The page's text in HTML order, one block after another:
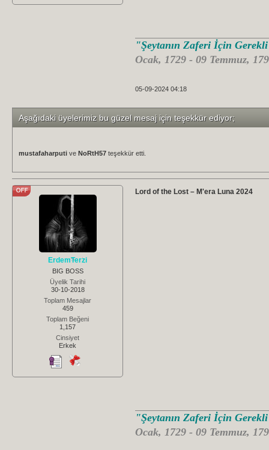
"Şeytanın Zaferi İçin
Ocak, 1729 - 09 Temmuz,
05-09-2024 04:18
Aşağıdaki üyelerimiz bu güzel mesaj için teşekkür ediyor;
mustafaharputi ve NoRtH57 teşekkür etti.
ErdemTerzi
BIG BOSS
Üyelik Tarihi
30-10-2018
Toplam Mesajlar
459
Toplam Beğeni
1,157
Cinsiyet
Erkek
Lord of the Lost – M'era Luna 2024
"Şeytanın Zaferi İçin
Ocak, 1729 - 09 Temmuz,